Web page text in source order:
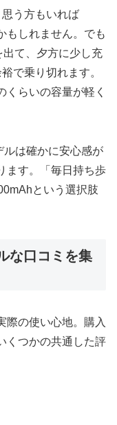
思う方もいれば
もしれません。でも
て、夕方に少し充
で乗り切れます。
くらいの容量が軽く
は確かに安心感が
ます。「毎日持ち歩
という選択肢
な口コミを集
際の使い心地。購入
くつかの共通した評